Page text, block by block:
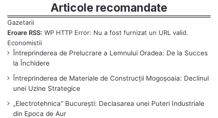
Articole recomandate
Eroare RSS: WP HTTP Error: Nu a fost furnizat un URL valid.
Întreprinderea de Prelucrare a Lemnului Oradea: De la Succes
la Închidere
Întreprinderea de Materiale de Construcții Mogoșoaia: Declinul
unei Uzine Strategice
„Electrotehnica” București: Declasarea unei Puteri Industriale
din Epoca de Aur